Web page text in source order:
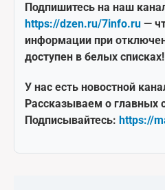
Подпишитесь на наш
https://dzen.ru/7info.ru —
информации при
доступен в белых списках!
У нас есть новостной
Рассказываем о главных
Подписывайтесь: https://